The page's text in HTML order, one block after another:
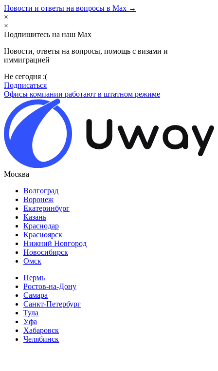
Новости и ответы на вопросы в Max →
×
×
Подпишитесь на наш Max
Новости, ответы на вопросы, помощь с визами и
иммиграцией
Не сегодня :(
Подписаться
Офисы компании работают в штатном режиме
Москва
Волгоград
Воронеж
Екатеринбург
Казань
Краснодар
Красноярск
Нижний Новгород
Новосибирск
Омск
Пермь
Ростов-на-Дону
Самара
Санкт-Петербург
Тула
Уфа
Хабаровск
Челябинск